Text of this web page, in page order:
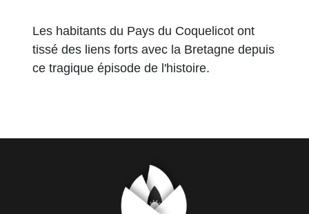
Les habitants du Pays du Coquelicot ont
tissé des liens forts avec la Bretagne depuis
ce tragique épisode de l'histoire.